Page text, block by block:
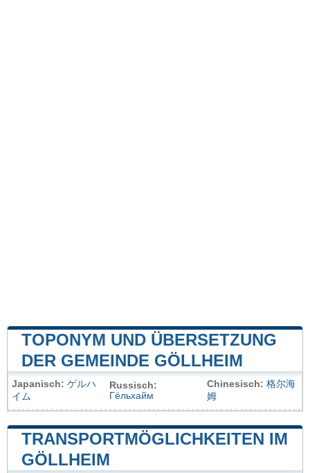
TOPONYM UND ÜBERSETZUNG
DER GEMEINDE GÖLLHEIM
Japanisch: ゲルハ
イム
Russisch:
Гёльхайм
Chinesisch: 格尔海
姆
TRANSPORTMÖGLICHKEITEN IM
GÖLLHEIM